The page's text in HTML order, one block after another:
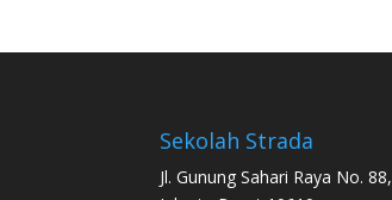
Sekolah Strada
Jl. Gunung Sahari Raya No. 88,